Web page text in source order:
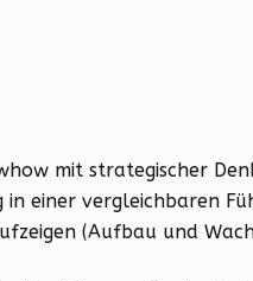
mit strategischer
einer vergleichbaren
(Aufbau und